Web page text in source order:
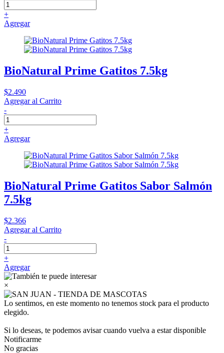
+
Agregar
BioNatural Prime Gatitos 7.5kg
$2.490
Agregar al Carrito
-
+
Agregar
BioNatural Prime Gatitos Sabor Salmón
7.5kg
$2.366
Agregar al Carrito
-
+
Agregar
×
Lo sentimos, en este momento no tenemos stock para el producto
elegido.
Si lo deseas, te podemos avisar cuando vuelva a estar disponible
Notificarme
No gracias